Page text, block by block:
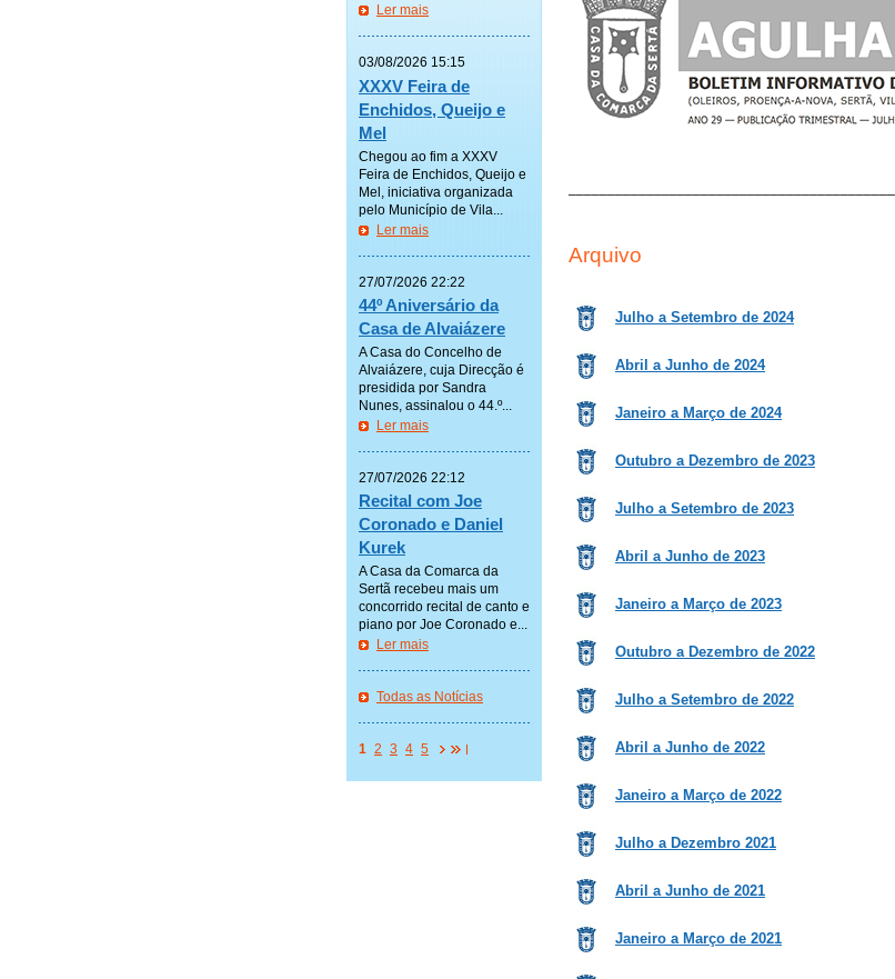
Arquivo
Julho a Setembro de 2024
Abril a Junho de 2024
Janeiro a Março de 2024
Outubro a Dezembro de 2023
Julho a Setembro de 2023
Abril a Junho de 2023
Janeiro a Março de 2023
Outubro a Dezembro de 2022
Julho a Setembro de 2022
Abril a Junho de 2022
Janeiro a Março de 2022
Julho a Dezembro 2021
Abril a Junho de 2021
Janeiro a Março de 2021
Ler mais
03/08/2026 15:15
XXXV Feira de
Enchidos, Queijo e
Mel
Chegou ao fim a XXXV
Feira de Enchidos, Queijo e
Mel, iniciativa organizada
pelo Município de Vila...
Ler mais
27/07/2026 22:22
44º Aniversário da
Casa de Alvaiázere
A Casa do Concelho de
Alvaiázere, cuja Direcção é
presidida por Sandra
Nunes, assinalou o 44.º...
Ler mais
27/07/2026 22:12
Recital com Joe
Coronado e Daniel
Kurek
A Casa da Comarca da
Sertã recebeu mais um
concorrido recital de canto e
piano por Joe Coronado e...
Ler mais
Todas as Notícias
1 2 3 4 5